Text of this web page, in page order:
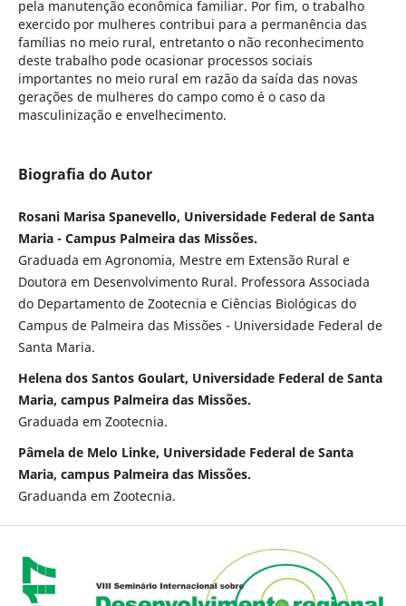
pela manutenção econômica familiar. Por fim, o trabalho
exercido por mulheres contribui para a permanência das
famílias no meio rural, entretanto o não reconhecimento
deste trabalho pode ocasionar processos sociais
importantes no meio rural em razão da saída das novas
gerações de mulheres do campo como é o caso da
masculinização e envelhecimento.
Biografia do Autor
Rosani Marisa Spanevello, Universidade Federal de Santa
Maria - Campus Palmeira das Missões.
Graduada em Agronomia, Mestre em Extensão Rural e
Doutora em Desenvolvimento Rural. Professora Associada
do Departamento de Zootecnia e Ciências Biológicas do
Campus de Palmeira das Missões - Universidade Federal de
Santa Maria.
Helena dos Santos Goulart, Universidade Federal de Santa
Maria, campus Palmeira das Missões.
Graduada em Zootecnia.
Pâmela de Melo Linke, Universidade Federal de Santa
Maria, campus Palmeira das Missões.
Graduanda em Zootecnia.